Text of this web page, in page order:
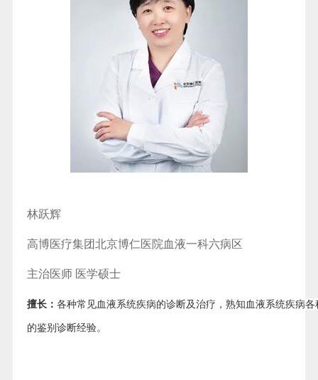
林跃辉
高博医疗集团北京博仁医院血液一科六病区
主治医师 医学硕士
擅长： 各种常见血液系统疾病的诊断及治疗，熟知血液系统疾病
的鉴别诊断经验。